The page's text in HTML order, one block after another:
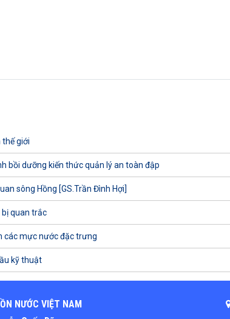
thế giới
bồi dưỡng kiến thức quản lý an toàn đập
sông Hồng [GS.Trần Đình Hợi]
bị quan trắc
các mực nước đặc trưng
kỹ thuật
NƯỚC VIỆT NAM